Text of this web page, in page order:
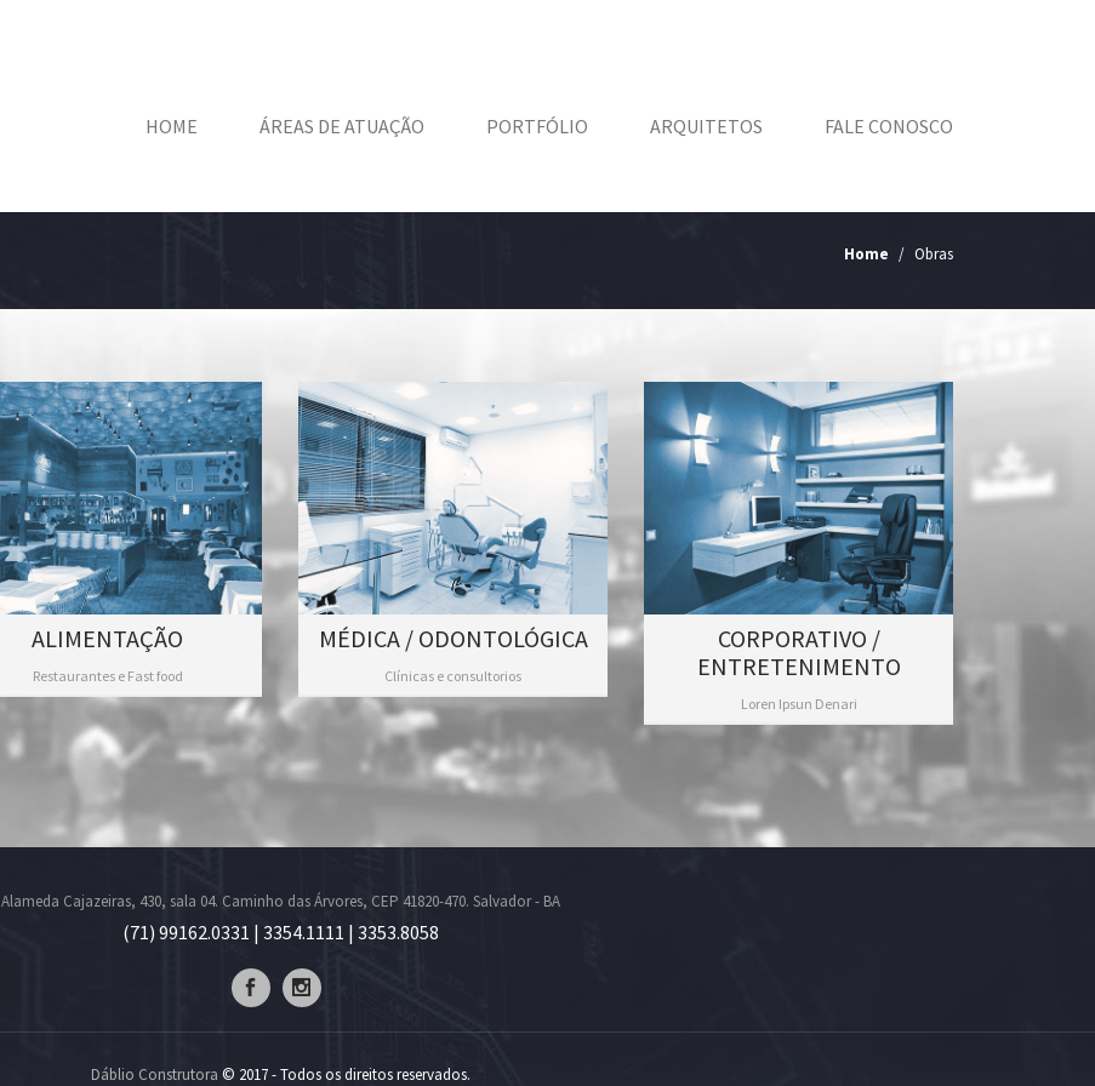
HOME ÁREAS DE ATUAÇÃO PORTFÓLIO ARQUITETOS FALE CONOSCO
Home Obras
ALIMENTAÇÃO
Restaurantes e Fast food
MÉDICA / ODONTOLÓGICA
Clínicas e consultorios
CORPORATIVO /
ENTRETENIMENTO
Loren Ipsun Denari
Alameda Cajazeiras, 430, sala 04. Caminho das Árvores, CEP 41820-470. Salvador - BA
(71) 99162.0331 | 3354.1111 | 3353.8058
Dáblio Construtora © 2017 - Todos os direitos reservados.